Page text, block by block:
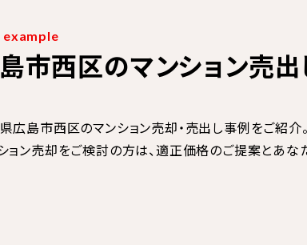
example
市西区のマンション売
広島市西区のマンション売却・売出し事例をご紹介。
ョン売却をご検討の方は、適正価格のご提案とあ